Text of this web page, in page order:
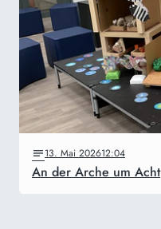
13. Mai 202612:04
An der Arche um Acht